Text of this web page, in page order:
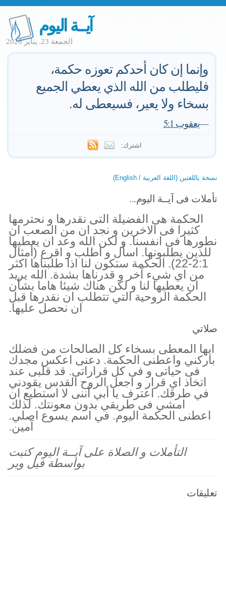
آيــة اليوم
الجمعة 23. يناير 2026
وإنما إن كان أحدكم تعوزه حكمة،
فليطلب من الله الذي يعطي الجميع
بسخاء ولا يعير، فسيعطى له.
—يعقوب 5:1
اشترك:
نسخة باللغتين (اللغة العربية / English)
تأملات فى آيــة اليوم...
الحكمة هى الفضيلة التى نقدرها و نحترمها
كثيرا فى الاخرين و نجد ان من الصعب ان
نطورها فى انفسنا. و لكن الله وعد ان يعطيها
للذين يطلبونها. اسأل و اطلب و اقرع (أمثال
2:1-22). الحكمة ستكون لنا اذا طلبناها اكثر
من اي شيء آخر و قدرناها بشدة. الله يريد
ان يعطيها لنا و لكن هناك شيئا هاما بشأن
الحكمة الروحية التي تتطلب ان نقدرها قبل
ان نحصل عليها.
صلاتي
ايها المعطى بسخاء كل الصالحات من فضلك
باركني واعطنى الحكمة. دعنى اعكس مجدك
فى حياتى و فى كل قراراتى. قد قلبى عند
اتخاذ اي قرار و اجعل الروح القدس يقودني
في طرقك. اعترف يا أبي أننى لا استطيع ان
امشي فى طريقي بدون معونتك. لذلك
اعطنى الحكمة اليوم. في اسم يسوع اصلي.
آمين.
التأملات و الصلاة على آيــة اليوم كتبت
بواسطة فيل وير
تعليقات